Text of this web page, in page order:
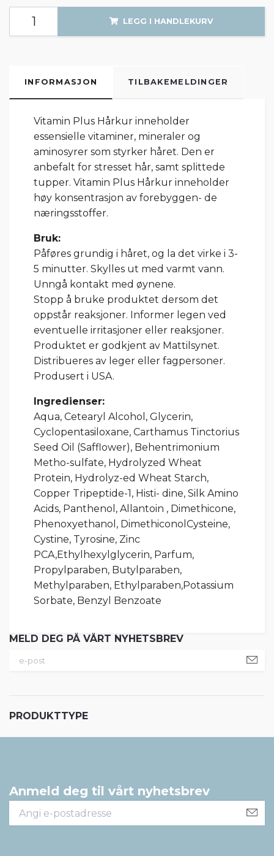
MELD DEG PÅ VÅRT NYHETSBREV
PRODUKTTYPE
LEGG I HANDLEKURV
INFORMASJON TILBAKEMELDINGER
Vitamin Plus Hårkur inneholder
essensielle vitaminer, mineraler og
aminosyrer som styrker håret. Den er
anbefalt for stresset hår, samt splittede
tupper. Vitamin Plus Hårkur inneholder
høy konsentrasjon av forebyggen- de
næringsstoffer.
Bruk:
Påføres grundig i håret, og la det virke i 3-
5 minutter. Skylles ut med varmt vann.
Unngå kontakt med øynene.
Stopp å bruke produktet dersom det
oppstår reaksjoner. Informer legen ved
eventuelle irritasjoner eller reaksjoner.
Produktet er godkjent av Mattilsynet.
Distribueres av leger eller fagpersoner.
Produsert i USA.
Ingredienser:
Aqua, Cetearyl Alcohol, Glycerin,
Cyclopentasiloxane, Carthamus Tinctorius
Seed Oil (Safflower), Behentrimonium
Metho-sulfate, Hydrolyzed Wheat
Protein, Hydrolyz-ed Wheat Starch,
Copper Tripeptide-1, Histi- dine, Silk Amino
Acids, Panthenol, Allantoin , Dimethicone,
Phenoxyethanol, Dimethiconol Cysteine,
Cystine, Tyrosine, Zinc
PCA,Ethylhexylglycerin, Parfum,
Propylparaben, Butylparaben,
Methylparaben, Ethylparaben,Potassium
Sorbate, Benzyl Benzoate
Anmeld deg til vårt nyhetsbrev